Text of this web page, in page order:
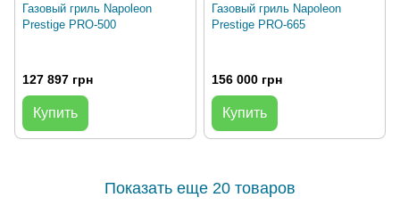
Газовый гриль Napoleon
Prestige PRO-500
127 897 грн
Купить
Газовый гриль Napoleon
Prestige PRO-665
156 000 грн
Купить
Показать еще 20 товаров